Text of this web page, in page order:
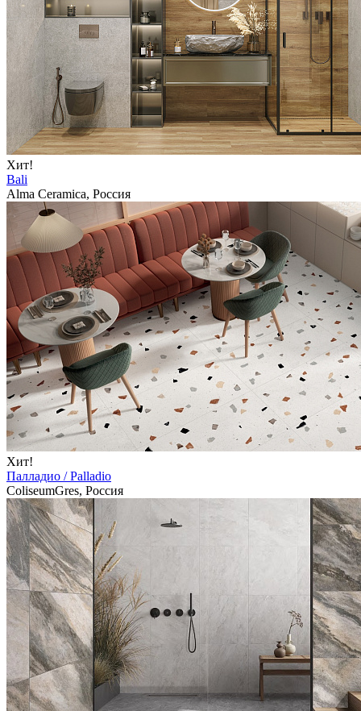
Хит!
Bali
Alma Ceramica, Россия
Хит!
Палладио / Palladio
ColiseumGres, Россия